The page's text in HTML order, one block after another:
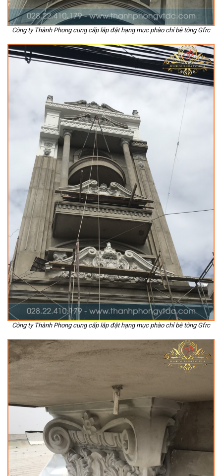
Công ty Thành Phong cung cấp lắp đặt hạng mục phào chỉ bê tông Gfrc
Công ty Thành Phong cung cấp lắp đặt hạng mục phào chỉ bê tông Gfrc